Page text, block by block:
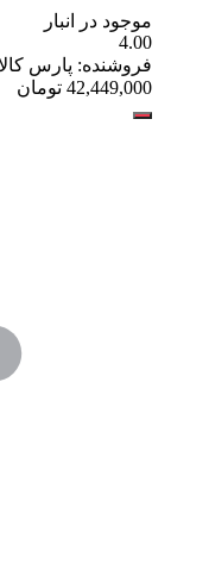
موجود در انبار
4.00
فروشنده: پارس
42,449,000 تومان